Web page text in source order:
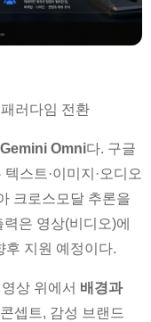
러다임 전환
Gemini Omni다. 구글
스트·이미지·오디오
크로스모달 추론을
은 영상(비디오)에
후 지원 예정이다.
상 위에서 배경과
셉트, 감성 브랜드